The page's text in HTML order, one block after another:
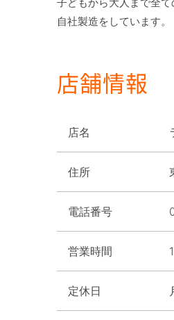
店舗情報
店名
住所
電話番号
営業時間
定休日